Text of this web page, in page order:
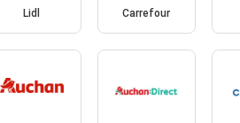
Lidl Carrefour